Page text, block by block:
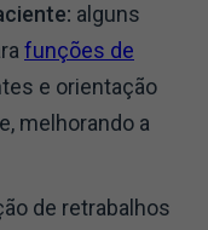
alguns
funções de
e orientação
melhorando a
de retrabalhos